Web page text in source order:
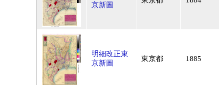
京新圖
明細改正東
京新圖
東京都 1885